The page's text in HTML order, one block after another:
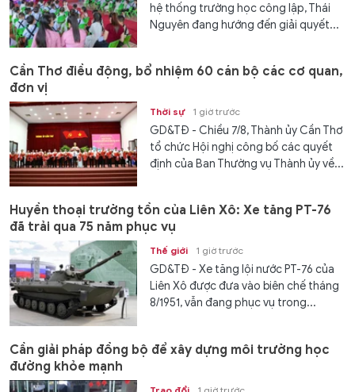
hệ thống trường học công lập, Thái
Nguyên đang hướng đến giải quyết...
Cần Thơ điều động, bổ nhiệm 60 cán bộ các cơ quan,
đơn vị
Thời sự 1 giờ trước
GD&TĐ - Chiều 7/8, Thành ủy Cần Thơ
tổ chức Hội nghị công bố các quyết
định của Ban Thường vụ Thành ủy về...
Huyền thoại trường tồn của Liên Xô: Xe tăng PT-76
đã trải qua 75 năm phục vụ
Thế giới 1 giờ trước
GD&TĐ - Xe tăng lội nước PT-76 của
Liên Xô được đưa vào biên chế tháng
8/1951, vẫn đang phục vụ trong...
Cần giải pháp đồng bộ để xây dựng môi trường học
đường khỏe mạnh